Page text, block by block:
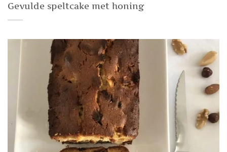
Gevulde speltcake met honing